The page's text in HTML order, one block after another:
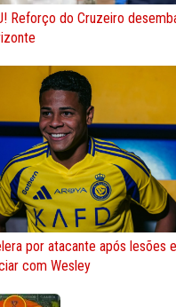
Reforço do Cruzeiro
por atacante após lesões e
com Wesley